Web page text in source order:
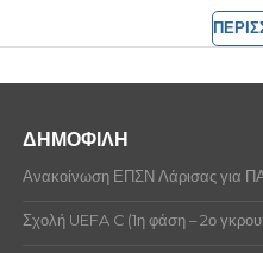
ΔΗΜΟΦΙΛΗ
Ανακοίνωση ΕΠΣΝ Λάρισας για
Σχολή UEFA C (1η φάση – 2ο